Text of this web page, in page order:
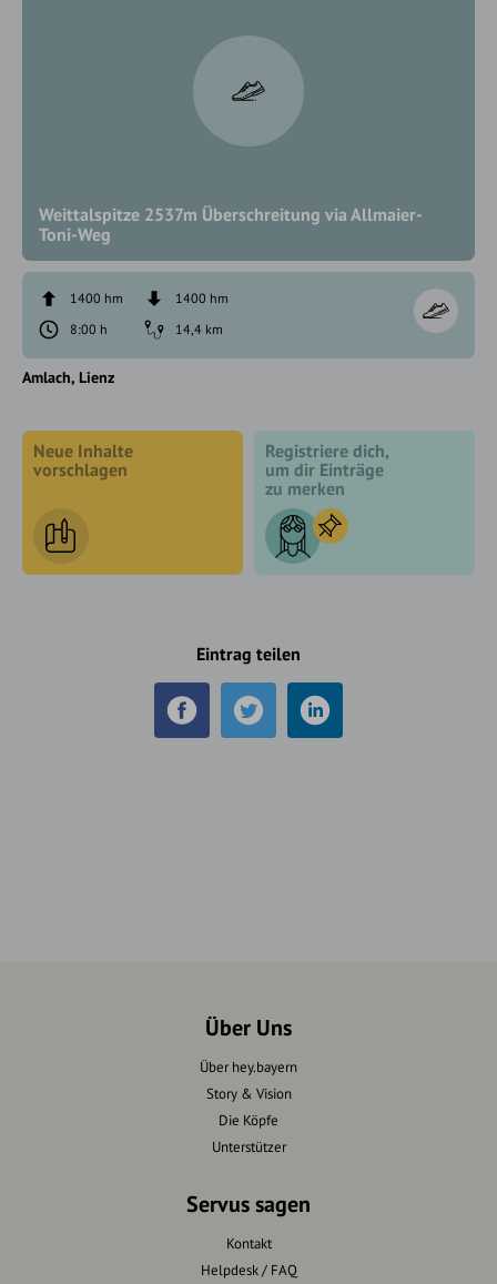
Weittalspitze 2537m Überschreitung via Allmaier-
Toni-Weg
1400 hm
1400 hm
8:00 h
14,4 km
Amlach Lienz
Neue Inhalte
vorschlagen
Registriere dich,
um dir Einträge
zu merken
Eintrag teilen
Über Uns
Über hey.bayern
Story & Vision
Die Köpfe
Unterstützer
Servus sagen
Kontakt
Helpdesk / FAQ